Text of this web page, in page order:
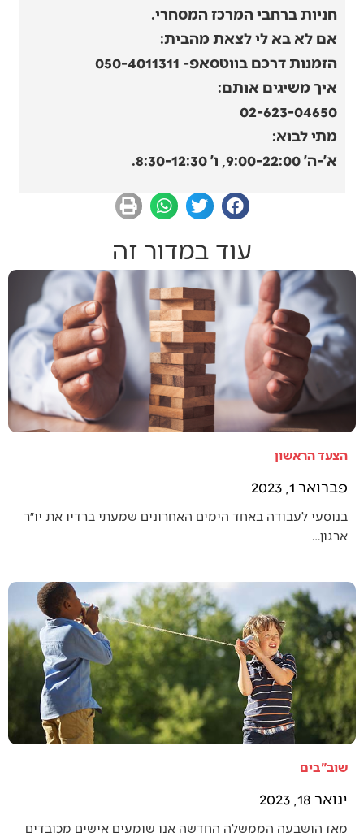
חניות ברחבי המרכז המסחרי.
אם לא בא לי לצאת מהבית:
הזמנות דרכם בווטסאפ- 050-4011311
איך משיגים אותם:
02-623-04650
מתי לבוא:
א׳-ה׳ 9:00-22:00, ו׳ 8:30-12:30.
עוד במדור זה
הצעד הראשון
פברואר 1, 2023
בנוסעי לעבודה באחד הימים האחרונים שמעתי ברדיו את יו״ר
ארגון…
שוב"בים
ינואר 18, 2023
מאז הושבעה הממשלה החדשה אנו שומעים אישים מכובדים